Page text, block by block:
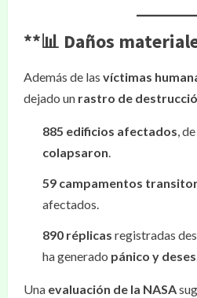
**📊 Daños
Además de las víctimas
dejado un rastro de
885 edificios afectados,
colapsaron.
59 campamentos
afectados.
890 réplicas registradas
ha generado pánico y
Una evaluación de la NASA